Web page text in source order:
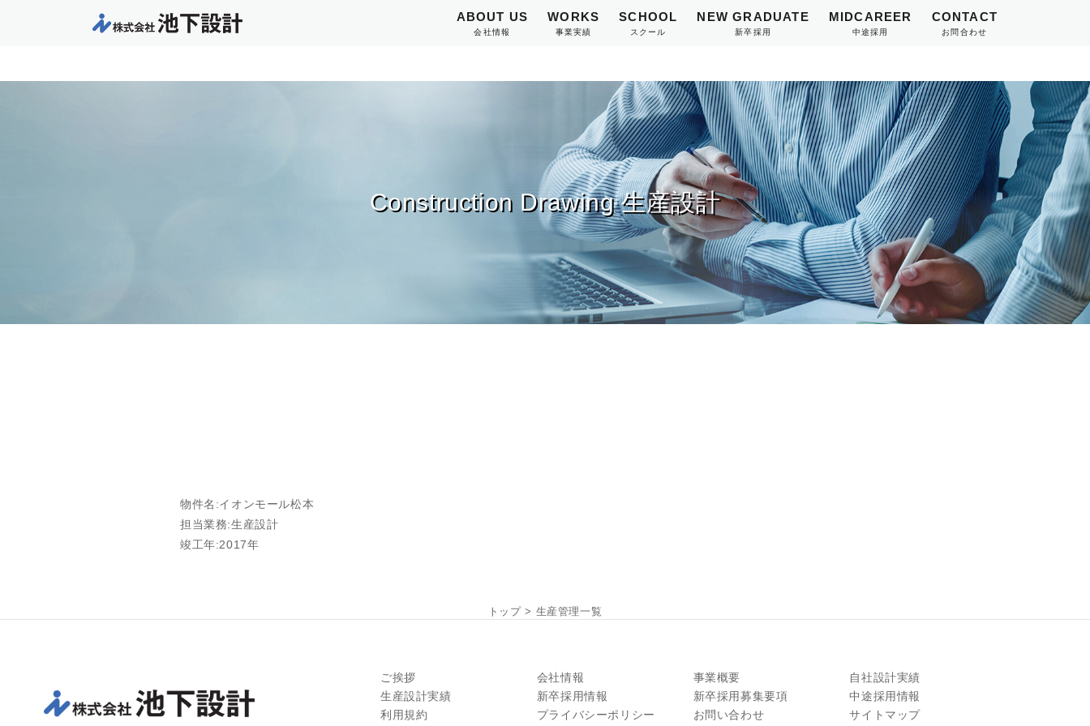
ABOUT US
会社情報
WORKS
事業実績
SCHOOL
スクール
NEW GRADUATE
新卒採用
MIDCAREER
中途採用
CONTACT
お問合わせ
Construction Drawing 生産設計
物件名:イオンモール松本
担当業務:生産設計
竣工年:2017年
トップ > 生産管理一覧
ご挨拶 会社情報 事業概要
自社設計実績
生産設計実績
新卒採用情報 新卒採用募集要項
中途採用情報
利用規約
プライバシーポリシー お問い合わせ サイトマップ